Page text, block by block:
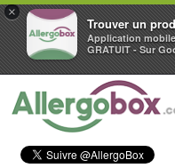
×
Trouver un
Application mobile
GRATUIT - Sur
Aller au contenu principal